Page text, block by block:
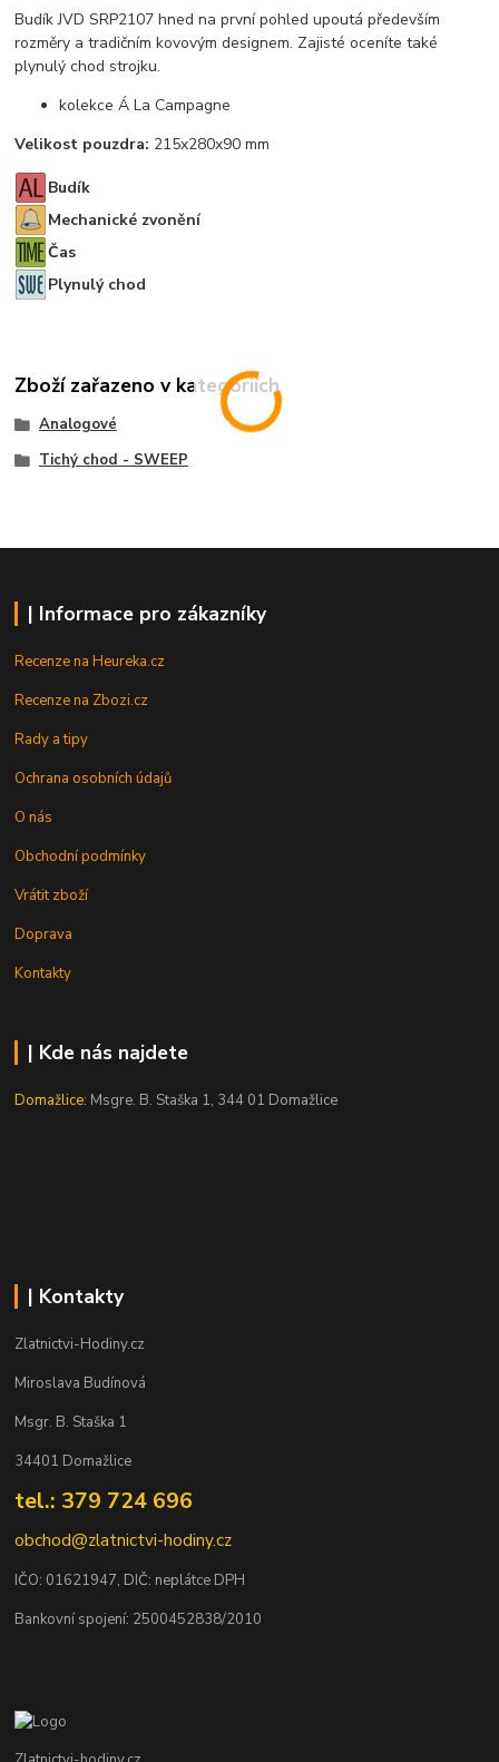
Budík JVD SRP2107 hned na první pohled upoutá především
rozměry a tradičním kovovým designem. Zajisté oceníte také
plynulý chod strojku.
kolekce Á La Campagne
Velikost pouzdra: 215x280x90 mm
Budík
Mechanické zvonění
Čas
Plynulý chod
Zboží zařazeno v kategoriích
Analogové
Tichý chod - SWEEP
| Informace pro zákazníky
Recenze na Heureka.cz
Recenze na Zbozi.cz
Rady a tipy
Ochrana osobních údajů
O nás
Obchodní podmínky
Vrátit zboží
Doprava
Kontakty
| Kde nás najdete
Domažlice: Msgre. B. Staška 1, 344 01 Domažlice
| Kontakty
Zlatnictvi-Hodiny.cz
Miroslava Budínová
Msgr. B. Staška 1
34401 Domažlice
tel.: 379 724 696
obchod@zlatnictvi-hodiny.cz
IČO: 01621947, DIČ: neplátce DPH
Bankovní spojení: 2500452838/2010